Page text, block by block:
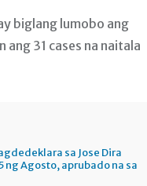
biglang lumobo ang
31 cases na naitala
sa Jose Dira
ng Agosto, aprubado na sa